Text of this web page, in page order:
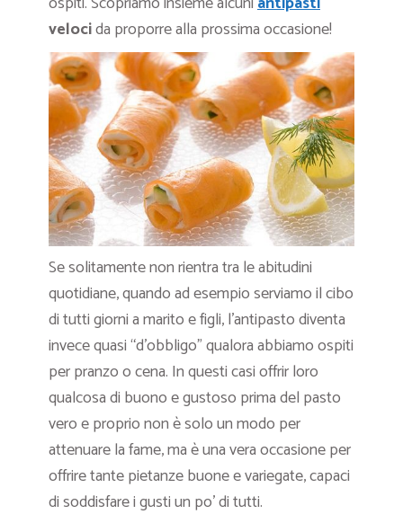
velocida proporre alla prossima occasione!
Se solitamente non rientra tra le abitudini
quotidiane, quando ad esempio serviamo il cibo
di tutti giorni a marito e figli, l’antipasto diventa
invece quasi “d’obbligo” qualora abbiamo ospiti
per pranzo o cena. In questi casi offrir loro
qualcosa di buono e gustoso prima del pasto
vero e proprio non è solo un modo per
attenuare la fame, ma è una vera occasione per
offrire tante pietanze buone e variegate, capaci
di soddisfare i gusti un po’ di tutti.